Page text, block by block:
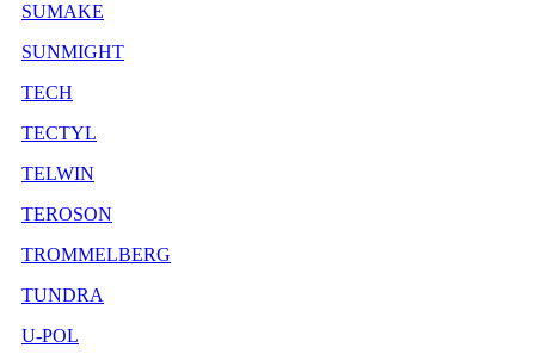
SUMAKE
SUNMIGHT
TECH
TECTYL
TELWIN
TEROSON
TROMMELBERG
TUNDRA
U-POL